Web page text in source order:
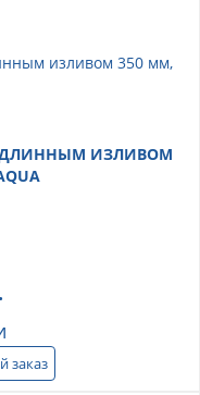
ДЛИННЫМ ИЗЛИВОМ
заказ